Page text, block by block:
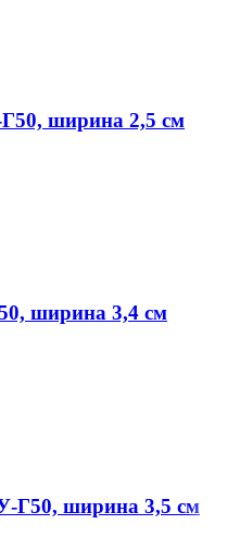
Г50, ширина 2,5 см
ширина 3,4 см
Г50, ширина 3,5 см